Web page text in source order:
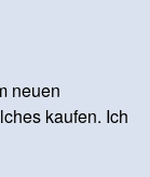
neuen
kaufen. Ich